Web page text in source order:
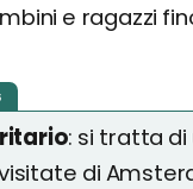
e ragazzi
: si tratta di
di